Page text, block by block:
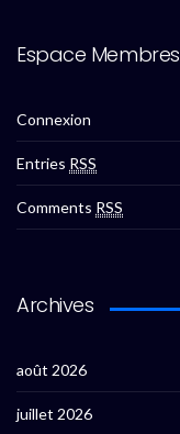
Espace Membres
Connexion
Entries RSS
Comments RSS
Archives
août 2026
juillet 2026